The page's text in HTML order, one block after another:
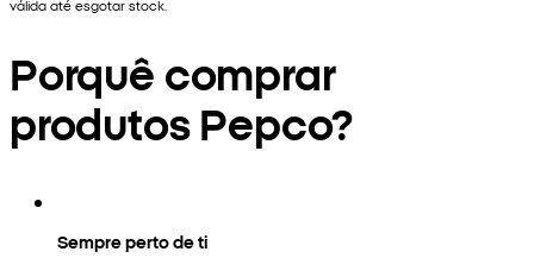
válida até esgotar stock.
Porquê comprar
produtos Pepco?
Sempre perto de ti